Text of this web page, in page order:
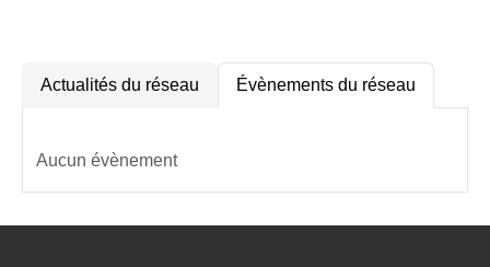
Actualités du réseau Évènements du réseau
Aucun évènement